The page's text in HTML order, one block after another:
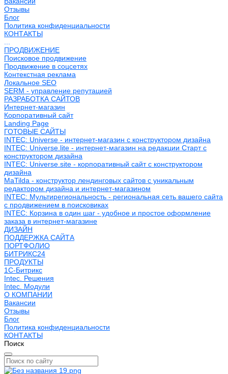
Отзывы
Блог
Политика конфиденциальности
КОНТАКТЫ
ПРОДВИЖЕНИЕ
Поисковое продвижение
Продвижение в соцсетях
Контекстная реклама
Локальное SEO
SERM - управление репутацией
РАЗРАБОТКА САЙТОВ
Интернет-магазин
Корпоративный сайт
Landing Page
ГОТОВЫЕ САЙТЫ
INTEC: Universe - интернет-магазин с конструктором дизайна
INTEC: Universe.lite - интернет-магазин на редакции Старт с
конструктором дизайна
INTEC: Universe.site - корпоративный сайт с конструктором
дизайна
MaTilda - конструктор лендинговых сайтов с уникальным
редактором дизайна и интернет-магазином
INTEC: Мультирегиональность - региональная сеть вашего сайта
с продвижением в поисковиках
INTEC: Корзина в один шаг - удобное и простое оформление
заказа в интернет-магазине
ДИЗАЙН
ПОДДЕРЖКА САЙТА
ПОРТФОЛИО
БИТРИКС24
ПРОДУКТЫ
1С-Битрикс
Intec. Решения
Intec. Модули
О КОМПАНИИ
Вакансии
Отзывы
Блог
Политика конфиденциальности
КОНТАКТЫ
Поиск